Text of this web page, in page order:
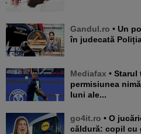
Gandul.ro • Un politician de top din Libia a dat
în judecată
Mediafax • Starul tenisului francez: „Nu cer
permisiunea
luni ale...
go4it.ro • O jucărie din Lidl a explodat la
căldură: copil cu